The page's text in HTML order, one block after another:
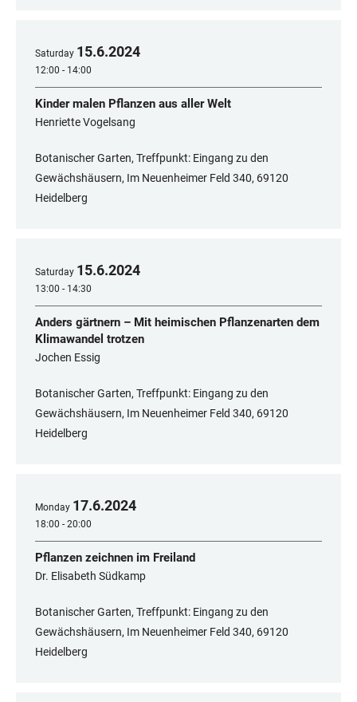
Saturday 15.6.2024
12:00 - 14:00
Kinder malen Pflanzen aus aller Welt
Henriette Vogelsang
Botanischer Garten, Treffpunkt: Eingang zu den
Gewächshäusern, Im Neuenheimer Feld 340, 69120
Heidelberg
Saturday 15.6.2024
13:00 - 14:30
Anders gärtnern – Mit heimischen Pflanzenarten dem
Klimawandel trotzen
Jochen Essig
Botanischer Garten, Treffpunkt: Eingang zu den
Gewächshäusern, Im Neuenheimer Feld 340, 69120
Heidelberg
Monday 17.6.2024
18:00 - 20:00
Pflanzen zeichnen im Freiland
Dr. Elisabeth Südkamp
Botanischer Garten, Treffpunkt: Eingang zu den
Gewächshäusern, Im Neuenheimer Feld 340, 69120
Heidelberg